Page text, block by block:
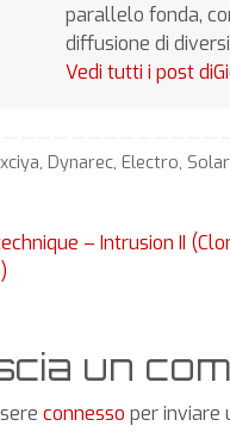
parallelo fonda,
diffusione di
Vedi tutti i post
,Dynarec,Electro,
– Intrusion II
un
connesso per inviare